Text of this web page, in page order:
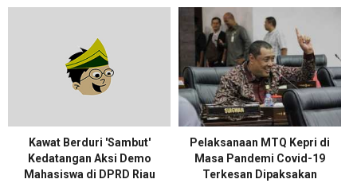
Kawat Berduri 'Sambut'
Kedatangan Aksi Demo
Mahasiswa di DPRD Riau
Pelaksanaan MTQ Kepri di
Masa Pandemi Covid-19
Terkesan Dipaksakan